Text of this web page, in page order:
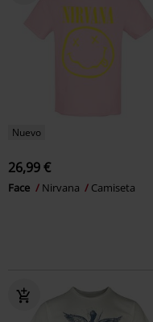
Nuevo
26,99 €
Face Nirvana Camiseta